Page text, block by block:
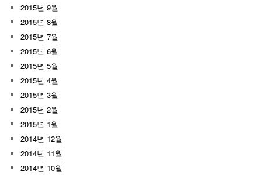
2015년 9월
2015년 8월
2015년 7월
2015년 6월
2015년 5월
2015년 4월
2015년 3월
2015년 2월
2015년 1월
2014년 12월
2014년 11월
2014년 10월